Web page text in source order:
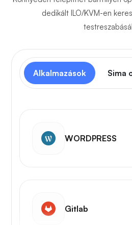
dedikált ILO/KVM-en
Alkalmazások Sima
WORDPRESS
Gitlab